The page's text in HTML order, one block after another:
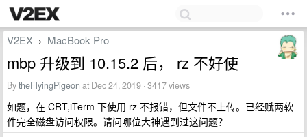
V2EX › MacBook Pro
mbp 升级到 10.15.2 后， rz 不好使
BytheFlyingPigeon at Dec 24, 2019 · 3417 views
如题，在 CRT,iTerm 下使用 rz 不报错，但文件不上传。已经赋两软
件完全磁盘访问权限。请问哪位大神遇到过这问题？